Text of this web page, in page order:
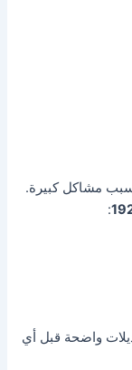
مشاكل كبيرة.
:
واضحة قبل أي